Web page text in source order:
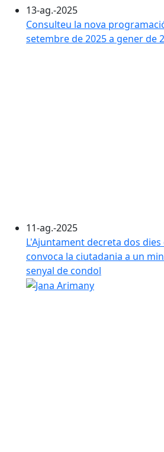
13-ag.-2025
Consulteu la nova
setembre de 2025 a gener de
11-ag.-2025
L'Ajuntament decreta dos
convoca la ciutadania a un
senyal de condol